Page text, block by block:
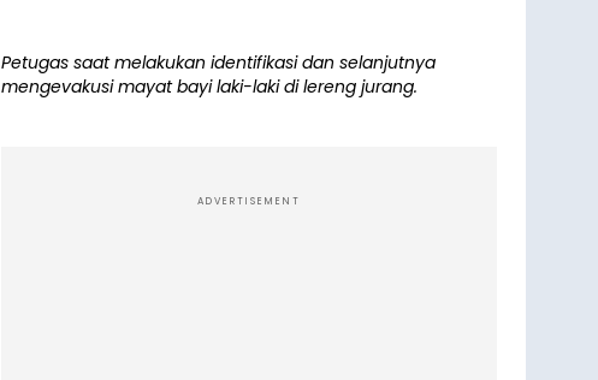
Petugas saat melakukan identifikasi dan selanjutnya
mengevakusi mayat bayi laki-laki di lereng jurang.
ADVERTISEMENT